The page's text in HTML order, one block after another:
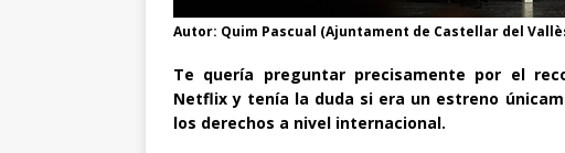
Autor: Quim Pascual (Ajuntament de Castellar del
Te quería preguntar precisamente por el
Netflix y tenía la duda si era un estreno
los derechos a nivel internacional.